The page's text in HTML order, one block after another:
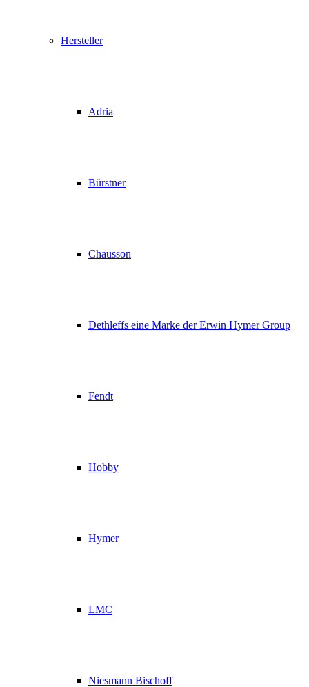
Hersteller
Adria
Bürstner
Chausson
Dethleffs eine Marke der Erwin Hymer Group
Fendt
Hobby
Hymer
LMC
Niesmann Bischoff